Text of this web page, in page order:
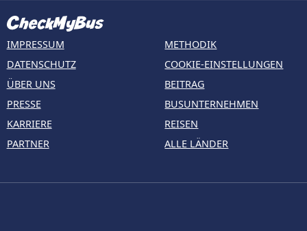
IMPRESSUM
DATENSCHUTZ
ÜBER UNS
PRESSE
KARRIERE
PARTNER
METHODIK
COOKIE-EINSTELLUNGEN
BEITRAG
BUSUNTERNEHMEN
REISEN
ALLE LÄNDER